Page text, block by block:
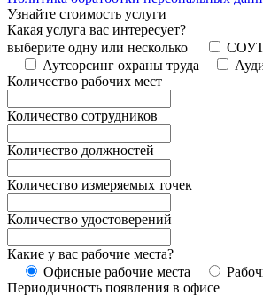
Узнайте стоимость услуги
Какая услуга вас интересует?
выберите одну или несколько
Аутсорсинг охраны труда
Количество рабочих мест
Количество сотрудников
Количество должностей
Количество измеряемых точек
Количество удостоверений
Какие у вас рабочие места?
Офисные рабочие места
Периодичность появления в офисе